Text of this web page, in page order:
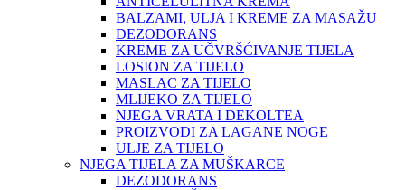
BALZAMI, ULJA I KREME ZA MASAŽU
DEZODORANS
KREME ZA UČVRŠĆIVANJE TIJELA
LOSION ZA TIJELO
MASLAC ZA TIJELO
MLIJEKO ZA TIJELO
NJEGA VRATA I DEKOLTEA
PROIZVODI ZA LAGANE NOGE
ULJE ZA TIJELO
NJEGA TIJELA ZA MUŠKARCE
DEZODORANS